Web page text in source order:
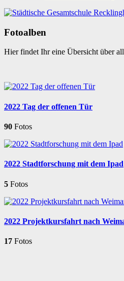
Fotoalben
Hier findet Ihr eine Übersicht über
2022 Tag der offenen Tür
90 Fotos
2022 Stadtforschung mit dem Ipad
5 Fotos
2022 Projektkursfahrt nach
17 Fotos